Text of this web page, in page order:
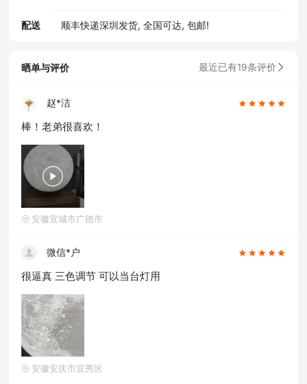
配送 顺丰快递深圳发货, 全国可达, 包邮!
晒单与评价 最近已有19条评价
赵*洁
棒！老弟很喜欢！
安徽宣城市广德市
微信*户
很逼真 三色调节 可以当台灯用
安徽安庆市宜秀区